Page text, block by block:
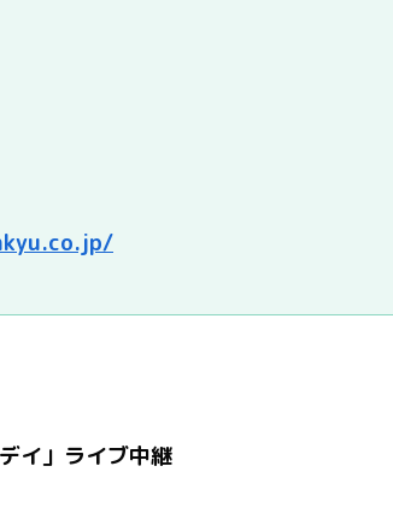
イ」ライブ中継